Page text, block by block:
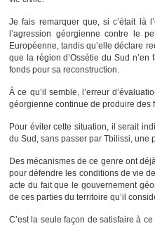
Je fais remarquer que, si c’était là
l’agression géorgienne contre le
Européenne, tandis qu’elle déclare
que la région d’Ossétie du Sud
fonds pour sa reconstruction.
À ce qu’il semble, l’erreur
géorgienne continue de produire des
Pour éviter cette situation, il serait
du Sud, sans passer par Tbilissi, une
Des mécanismes de ce genre ont
pour défendre les conditions de vie
acte du fait que le gouvernement
de ces parties du territoire qu’il
C’est la seule façon de satisfaire à